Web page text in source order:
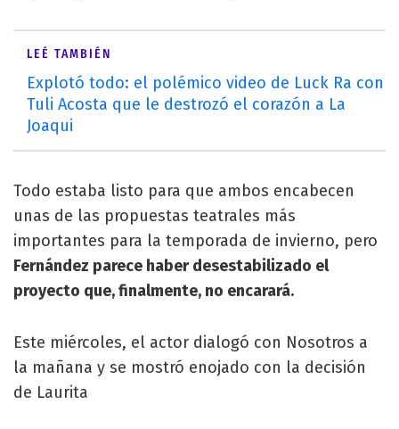
LEÉ TAMBIÉN
Explotó todo: el polémico video de Luck Ra con
Tuli Acosta que le destrozó el corazón a La
Joaqui
Todo estaba listo para que ambos encabecen
unas de las propuestas teatrales más
importantes para la temporada de invierno, pero
Fernández parece haber desestabilizado el
proyecto que, finalmente, no encarará.
Este miércoles, el actor dialogó con Nosotros a
la mañana y se mostró enojado con la decisión
de Laurita